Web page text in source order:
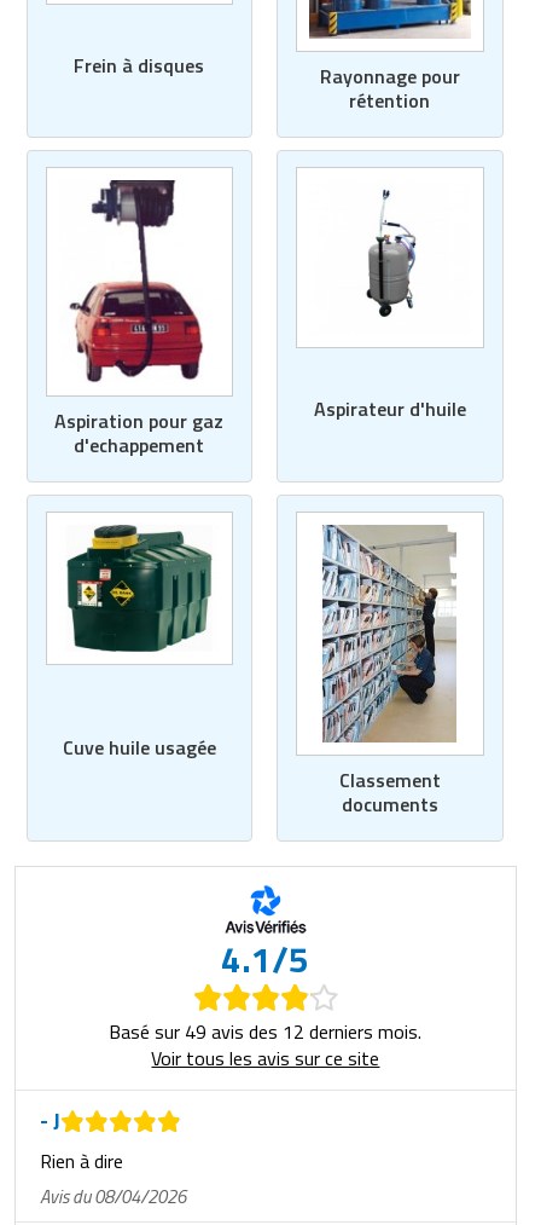
Frein à disques
Rayonnage pour
rétention
Aspiration pour gaz
d'echappement
Aspirateur d'huile
Cuve huile usagée
Classement
documents
4.1/5
Basé sur 49 avis des 12 derniers mois.
Voir tous les avis sur ce site
- J
Rien à dire
Avis du 08/04/2026